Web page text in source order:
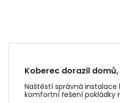
Koberec dorazil
Naštěstí správná
komfortní řešení pokládky